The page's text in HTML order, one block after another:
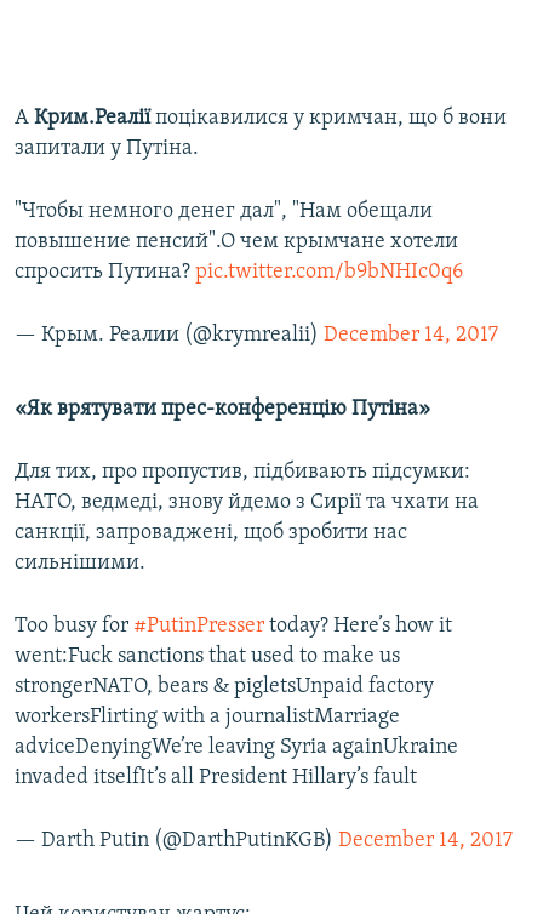
А Крим.Реаліїпоцікавилися у кримчан, що б вони
запитали у Путіна.
"Чтобы немного денег дал", "Нам обещали
повышение пенсий".О чем крымчане хотели
спросить Путина? pic.twitter.com/b9bNHIc0q6
— Крым. Реалии (@krymrealii) December 14, 2017
«Як врятувати прес-конференцію Путіна»
Для тих, про пропустив, підбивають підсумки:
НАТО, ведмеді, знову йдемо з Сирії та чхати на
санкції, запроваджені, щоб зробити нас
сильнішими.
Too busy for #PutinPresser today? Here’s how it
went:Fuck sanctions that used to make us
strongerNATO, bears & pigletsUnpaid factory
workersFlirting with a journalistMarriage
adviceDenyingWe’re leaving Syria againUkraine
invaded itselfIt’s all President Hillary’s fault
— Darth Putin (@DarthPutinKGB) December 14, 2017